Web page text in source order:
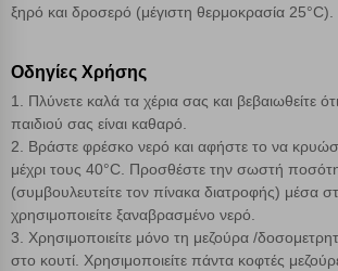
ξηρό και δροσερό (μέγιστη θερμοκρασία 25°C).
Οδηγίες Χρήσης
1. Πλύνετε καλά τα χέρια σας και βεβαιωθείτε
παιδιού σας είναι καθαρό.
2. Βράστε φρέσκο νερό και αφήστε το να
μέχρι τους 40°C. Προσθέστε την σωστή
(συμβουλευτείτε τον πίνακα διατροφής) μέσα
χρησιμοποιείτε ξαναβρασμένο νερό.
3. Χρησιμοποιείτε μόνο τη μεζούρα /
στο κουτί. Χρησιμοποιείτε πάντα κοφτές